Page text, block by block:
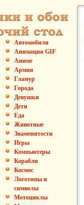
Автомобили
Анимация GIF
Аниме
Армия
Гламур
Города
Девушки
Дети
Еда
Животные
Знаменитости
Игры
Компьютеры
Корабли
Космос
Логотипы и
символы
Мотоциклы